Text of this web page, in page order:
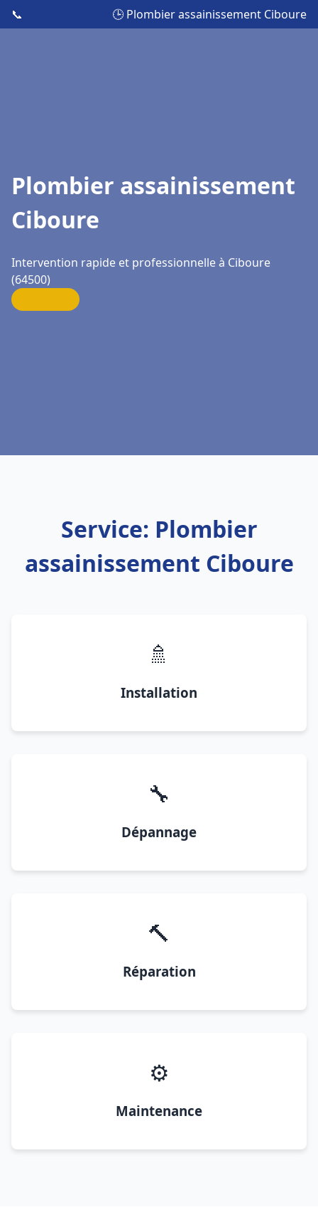
📞 🕒 Plombier assainissement Ciboure
Plombier assainissement
Ciboure
Intervention rapide et professionnelle à Ciboure
(64500)
Service: Plombier
assainissement Ciboure
🚿
Installation
🔧
Dépannage
🔨
Réparation
⚙️
Maintenance